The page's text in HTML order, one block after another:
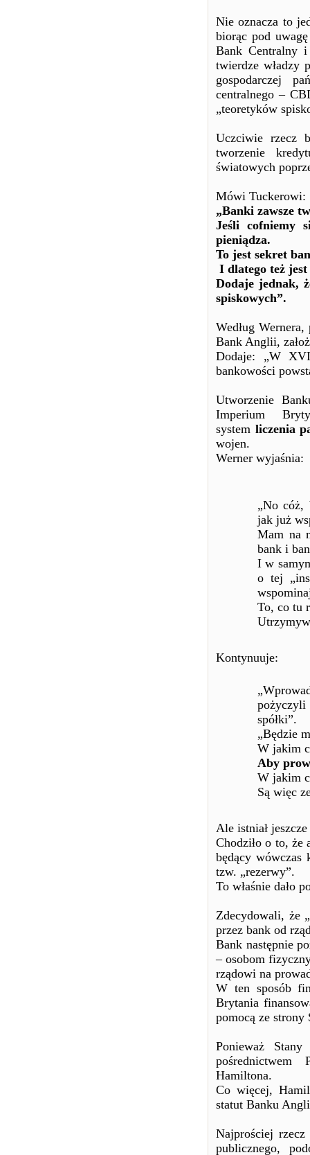
Nie oznacza to
biorąc pod
Bank Centralny
twierdze władzy
gospodarczej
centralnego –
„teoretyków
Uczciwie rzecz
tworzenie
światowych
Mówi Tuckerowi:
„Banki zawsze
Jeśli cofniemy
pieniądza.
To jest sekret
I dlatego też
Dodaje jednak,
spiskowych”.
Według
Bank Anglii,
Dodaje: „W
bankowości
Utworzenie
Imperium
system liczenia
wojen.
Werner wyjaśnia:
„No cóż,
jak już
Mam na
bank i
I w
o tej
To, co tu
Kontynuuje:
pożyczyli
spółki”.
„Będzie
W jakim
Aby
W jakim
Są więc
Ale istniał
Chodziło o to, że
będący wówczas
tzw. „rezerwy”.
To właśnie dało
Zdecydowali, że
przez bank od
Bank następnie
– osobom
rządowi na
W ten sposób
Brytania
pomocą ze strony
Ponieważ
pośrednictwem
Hamiltona.
Co więcej,
statut Banku
Najprościej
publicznego,